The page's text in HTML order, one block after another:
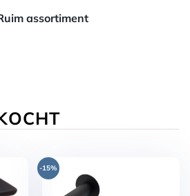
assortiment
-15%